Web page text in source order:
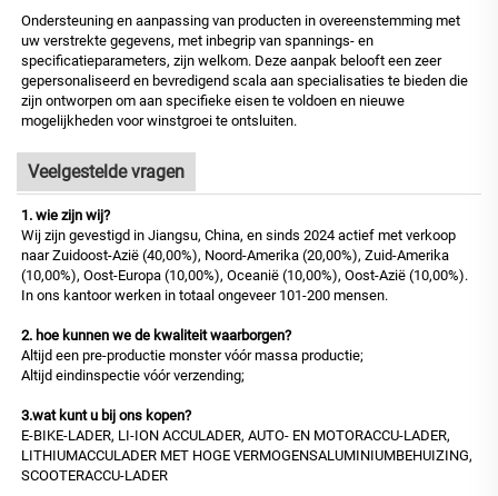
Ondersteuning en aanpassing van producten in overeenstemming met
uw verstrekte gegevens, met inbegrip van spannings- en
specificatieparameters, zijn welkom. Deze aanpak belooft een zeer
gepersonaliseerd en bevredigend scala aan specialisaties te bieden die
zijn ontworpen om aan specifieke eisen te voldoen en nieuwe
mogelijkheden voor winstgroei te ontsluiten.
Veelgestelde vragen
1. wie zijn wij?
Wij zijn gevestigd in Jiangsu, China, en sinds 2024 actief met verkoop
naar Zuidoost-Azië (40,00%), Noord-Amerika (20,00%), Zuid-Amerika
(10,00%), Oost-Europa (10,00%), Oceanië (10,00%), Oost-Azië (10,00%).
In ons kantoor werken in totaal ongeveer 101-200 mensen.
2. hoe kunnen we de kwaliteit waarborgen?
Altijd een pre-productie monster vóór massa productie;
Altijd eindinspectie vóór verzending;
3.wat kunt u bij ons kopen?
E-BIKE-LADER, LI-ION ACCULADER, AUTO- EN MOTORACCU-LADER,
LITHIUMACCULADER MET HOGE VERMOGENSALUMINIUMBEHUIZING,
SCOOTERACCU-LADER